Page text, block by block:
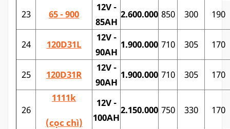
23 65 - 900
12V -
85AH
2.600.000 850 300 190
24 120D31L
12V -
90AH
1.900.000 710 305 170
25 120D31R
12V -
90AH
1.900.000 710 305 170
26
1111k
(cọc chì)
12V -
100AH
2.150.000 750 330 170